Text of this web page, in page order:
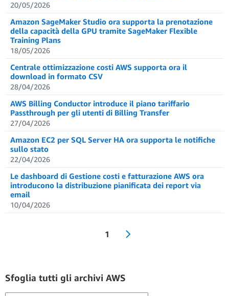
20/05/2026
Amazon SageMaker Studio ora supporta la prenotazione
della capacità della GPU tramite SageMaker Flexible
Training Plans
18/05/2026
Centrale ottimizzazione costi AWS supporta ora il
download in formato CSV
28/04/2026
AWS Billing Conductor introduce il piano tariffario
Passthrough per gli utenti di Billing Transfer
27/04/2026
Amazon EC2 per SQL Server HA ora supporta le notifiche
sullo stato
22/04/2026
Le dashboard di Gestione costi e fatturazione AWS ora
introducono la distribuzione pianificata dei report via
email
10/04/2026
1
Sfoglia tutti gli archivi AWS